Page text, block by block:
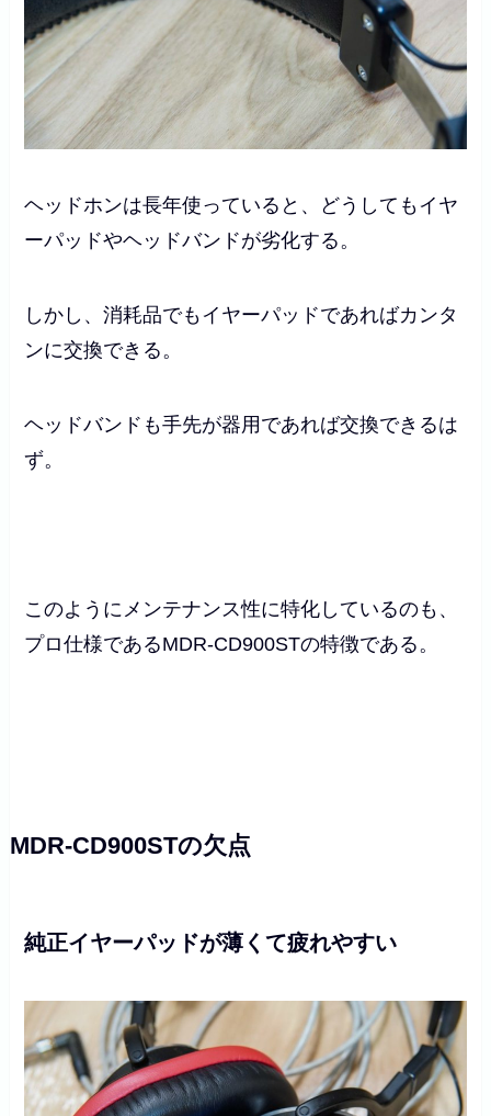
ヘッドホンは長年使っていると、どうしてもイヤ
ーパッドやヘッドバンドが劣化する。
しかし、消耗品でもイヤーパッドであればカンタ
ンに交換できる。
ヘッドバンドも手先が器用であれば交換できるは
ず。
このようにメンテナンス性に特化しているのも、
プロ仕様であるMDR-CD900STの特徴である。
MDR-CD900STの欠点
純正イヤーパッドが薄くて疲れやすい